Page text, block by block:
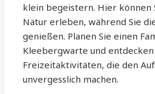
klein begeistern. Hier können
Natur erleben, während Sie
genießen. Planen Sie einen
Kleebergwarte und
Freizeitaktivitäten, die den
unvergesslich machen.